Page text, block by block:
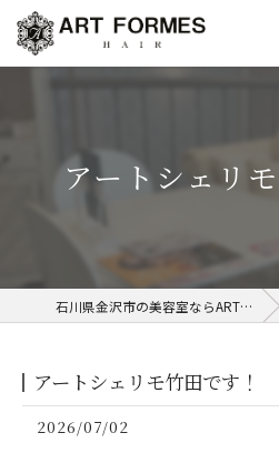
アートシェリ
石川県金沢市の美容室ならART FORMES
アートシェリモ竹田です！
2026/07/02